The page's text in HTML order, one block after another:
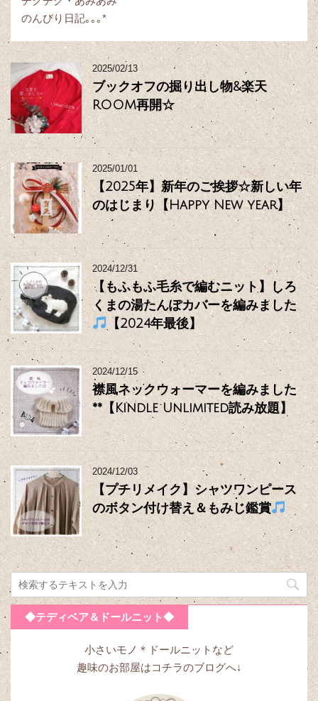
のんびり日記｡｡｡*
2025/02/13
ブックオフの掘り出し物&楽天
ROOM再開☆
2025/01/01
【2025年】新年のご挨拶☆新しい年
のはじまり【Happy New year】
2024/12/31
【もふもふ毛糸で編むニット】しろ
くまの湯たんぽカバーを編みました
【2024年最後】
2024/12/15
襟風ネックウォーマーを編みました
**【Kindle Unlimited読み放題】
2024/12/03
【プチリメイク】シャツワンピース
のボタン付け替え＆もみじ鑑賞
◆テディベア＆ドールニット◆
小さいモノ＊ドールニットなど
趣味のお部屋はコチラのブログへ↓